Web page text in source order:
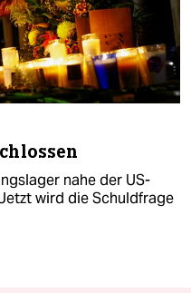
nahe der US-
wird die Schuldfrage